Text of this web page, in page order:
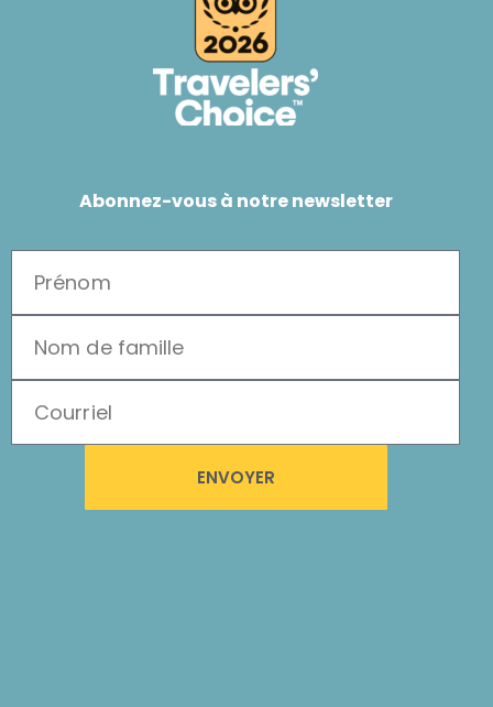
Abonnez-vous à notre newsletter
ENVOYER